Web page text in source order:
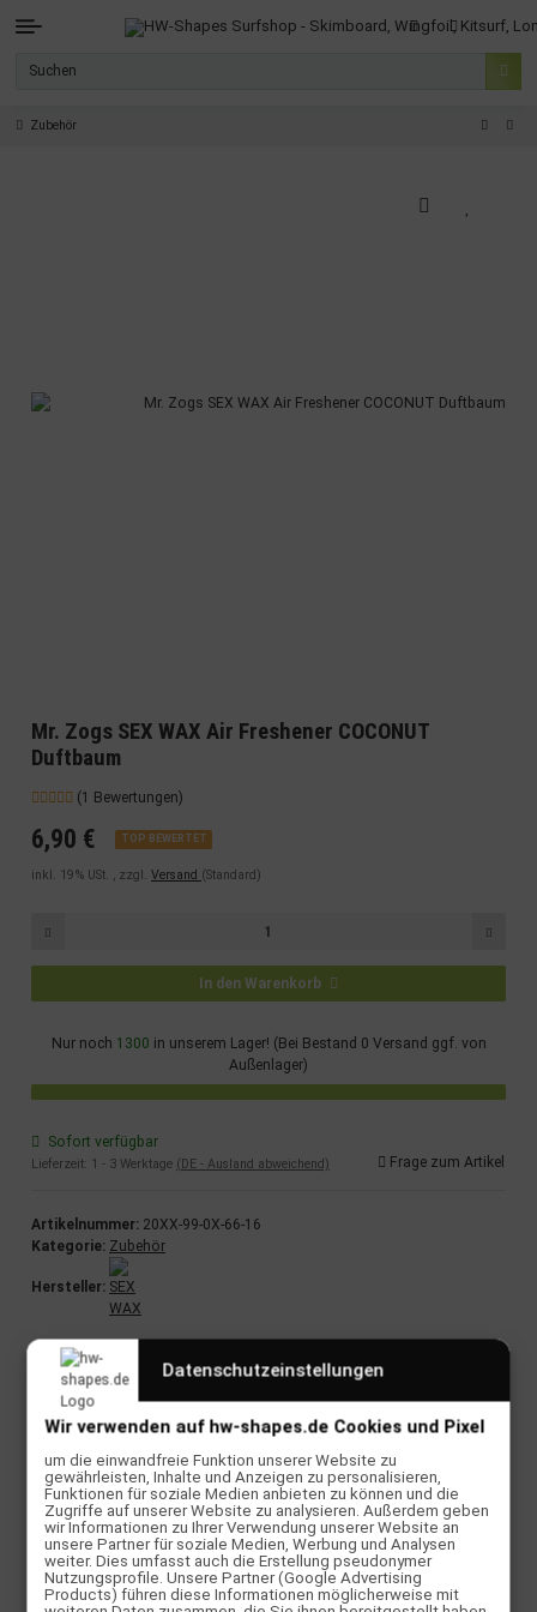
Zubehör
Mr. Zogs SEX WAX Air Freshener COCONUT
Duftbaum
(1 Bewertungen)
6,90 € TOP BEWERTET
inkl. 19% USt. , zzgl. Versand (Standard)
In den Warenkorb
Nur noch 1300 in unserem Lager! (Bei Bestand 0 Versand ggf. von
Außenlager)
Sofort verfügbar
Lieferzeit: 1 - 3 Werktage (DE - Ausland abweichend) Frage zum Artikel
Artikelnummer: 20XX-99-0X-66-16
Kategorie: Zubehör
Hersteller:
Beschreibung
SEX WAX Air Freshener - Die Kultmarke Mr. Zogs bringt die
beliebten Wachsgerüche auch ohne Wax in Form eines
"Duftbäumchens" an den Mann bzw. an die Frau.
In dieser Packung: COCONUT
Datenschutzeinstellungen
Wir verwenden auf hw-shapes.de Cookies und Pixel
um die einwandfreie Funktion unserer Website zu
gewährleisten, Inhalte und Anzeigen zu personalisieren,
Funktionen für soziale Medien anbieten zu können und die
Zugriffe auf unserer Website zu analysieren. Außerdem geben
wir Informationen zu Ihrer Verwendung unserer Website an
unsere Partner für soziale Medien, Werbung und Analysen
weiter. Dies umfasst auch die Erstellung pseudonymer
Nutzungsprofile. Unsere Partner (Google Advertising
Products) führen diese Informationen möglicherweise mit